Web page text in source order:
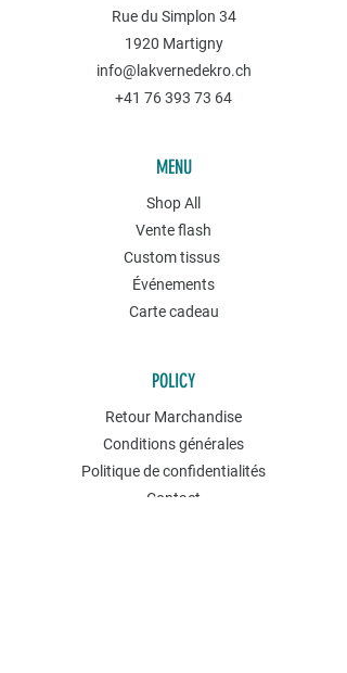
Rue du Simplon 34
1920 Martigny
info@lakvernedekro.ch
+41 76 393 73 64
MENU
Shop All
Vente flash
Custom tissus
Événements
Carte cadeau
POLICY
Retour Marchandise
Conditions générales
Politique de confidentialités
Contact